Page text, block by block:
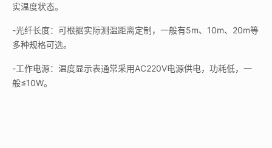
实温度状态。
-光纤长度：可根据实际测温距离定制，一般有5m、10m、20m等
多种规格可选。
-工作电源：温度显示表通常采用AC220V电源供电，功耗低，一
般≤10W。